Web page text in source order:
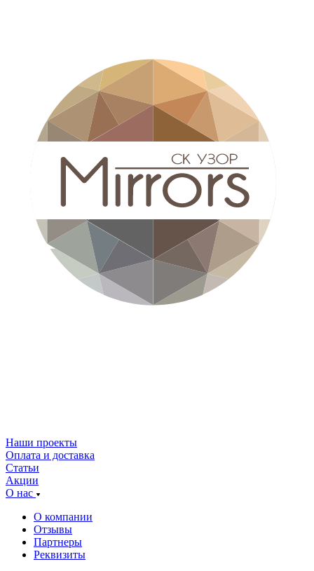
Наши проекты
Оплата и доставка
Статьи
Акции
О нас
О компании
Отзывы
Партнеры
Реквизиты